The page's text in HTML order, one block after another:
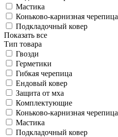
Мастика
Коньково-карнизная черепица
Подкладочный ковер
Показать все
Тип товара
Гвозди
Герметики
Гибкая черепица
Ендовый ковер
Защита от мха
Комплектующие
Коньково-карнизная черепица
Мастика
Подкладочный ковер